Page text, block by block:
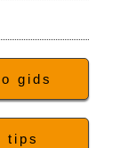
gids
tips